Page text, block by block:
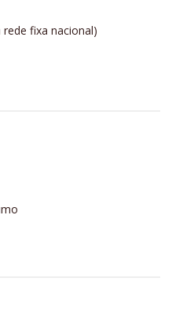
fixa nacional)